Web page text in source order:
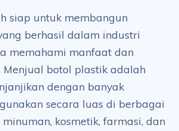
siap untuk membangun
berhasil dalam industri
memahami manfaat dan
Menjual botol plastik adalah
dengan banyak
secara luas di berbagai
kosmetik, farmasi, dan